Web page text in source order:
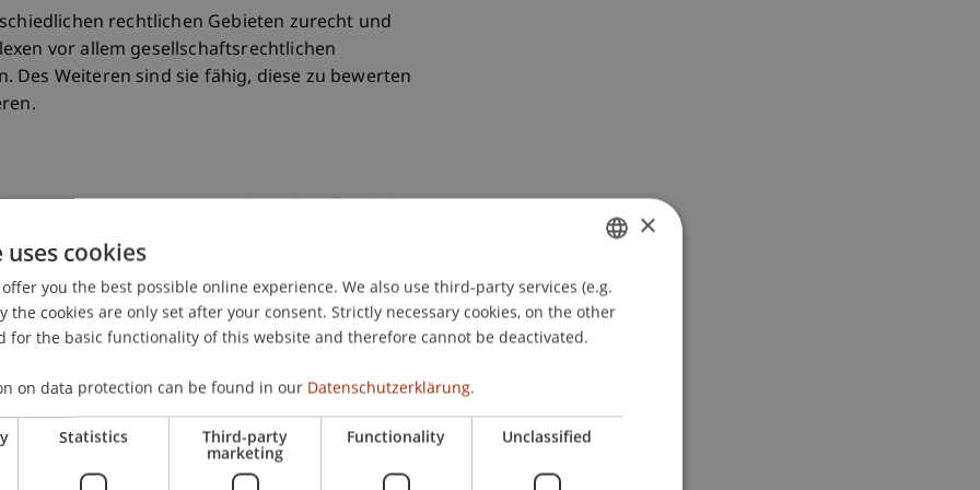
rechtlichen Gebieten zurecht und
vor allem gesellschaftsrechtlichen
Des Weiteren sind sie fähig, diese zu bewerten
Wissen in den Bereichen des öffentlichen
gezielt auf dem Vermögens- und
liegt. Aufbau-end auf ihrer
die Studierenden ihr Verständnis für die
Mitteilungspflicht und die Aufgabenbereiche
sind mit den Grundzügen nationaler
und können diese in den Kontext des
hinaus erlangen sie die Fähigkeit, komplexe
anhand von praxisnahen Case Studies zu
für die praktische Anwendung der
im internationalen Umfeld entwi-
GERMAN
ENGLISH
×
cookies
you the best possible online experience. We also use third-party services (e.g.
the cookies are only set after your consent. Strictly necessary cookies, on the other
for the basic functionality of this website and therefore cannot be deactivated.
on data protection can be found in our Datenschutzerklärung.
Statistics Third-party
marketing
Functionality Unclassified